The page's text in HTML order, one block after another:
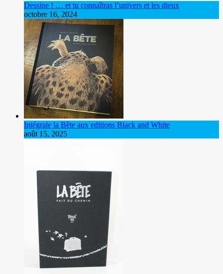
Dessine ! … et tu connaîtras l’univers et les dieux
octobre 16, 2024
Intégrale la Bête aux editions Black and White
août 15, 2025